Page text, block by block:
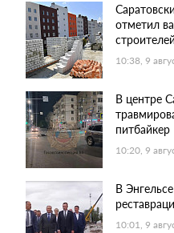
отметил
строителей
10:38, 9
В центре
питбайкер
10:20, 9
В
10:01, 9